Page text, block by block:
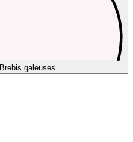
Brebis galeuses